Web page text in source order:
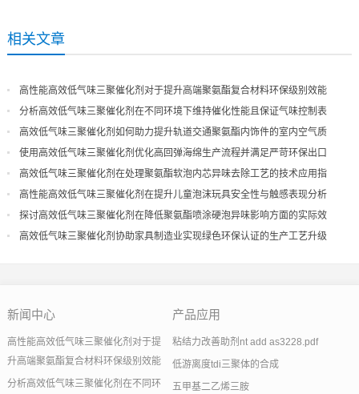
相关文章
高性能高效低气味三聚催化剂对于提升高端聚氨酯复合材料环保级别效能
分析高效低气味三聚催化剂在不同环境下维持催化性能且保证气味控制表
现
高效低气味三聚催化剂如何助力提升轨道交通聚氨酯内饰件的室内空气质
量
使用高效低气味三聚催化剂优化高回弹海绵生产流程并满足严苛环保出口
高效低气味三聚催化剂在处理聚氨酯软泡内芯异味去除工艺的技术应用指
导
高性能高效低气味三聚催化剂在提升儿童泡沫玩具安全性与触感表现分析
探讨高效低气味三聚催化剂在降低聚氨酯喷涂硬泡异味影响方面的实际效
果
高效低气味三聚催化剂协助家具制造业实现绿色环保认证的生产工艺升级
新闻中心
高性能高效低气味三聚催化剂对于提
升高端聚氨酯复合材料环保级别效能
分析高效低气味三聚催化剂在不同环
产品应用
粘结力改善助剂nt add as3228.pdf
低游离度tdi三聚体的合成
五甲基二乙烯三胺